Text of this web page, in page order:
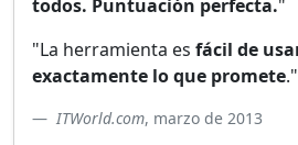
todos. Puntuación perfecta."
"La herramienta es fácil de
exactamente lo que promete."
ITWorld.com, marzo de 2013